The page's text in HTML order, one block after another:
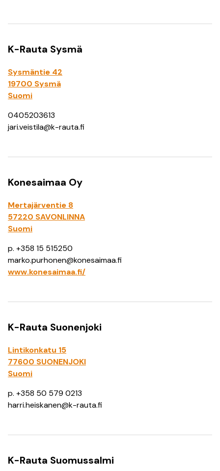
K-Rauta Sysmä
Sysmäntie 42
19700 Sysmä
Suomi
0405203613
jari.veistila@k-rauta.fi
Konesaimaa Oy
Mertajärventie 8
57220 SAVONLINNA
Suomi
p. +358 15 515250
marko.purhonen@konesaimaa.fi
www.konesaimaa.fi/
K-Rauta Suonenjoki
Lintikonkatu 15
77600 SUONENJOKI
Suomi
p. +358 50 579 0213
harri.heiskanen@k-rauta.fi
K-Rauta Suomussalmi